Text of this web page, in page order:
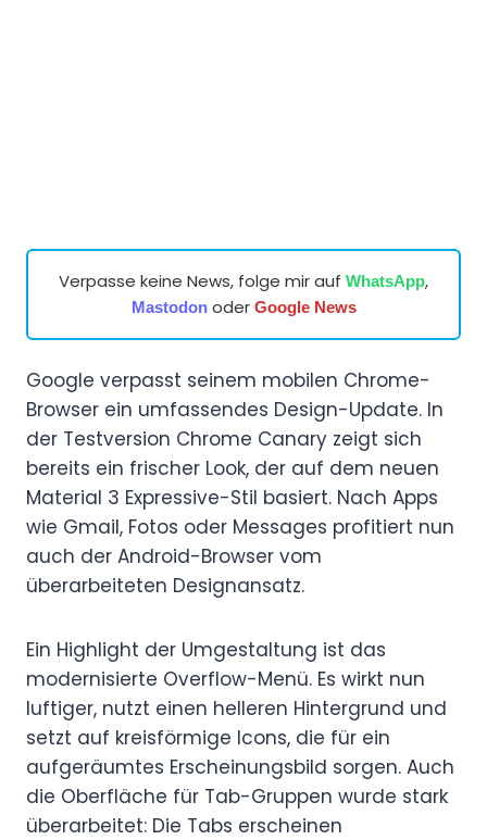
Verpasse keine News, folge mir auf WhatsApp,
Mastodonoder Google News
Google verpasst seinem mobilen Chrome-
Browser ein umfassendes Design-Update. In
der Testversion Chrome Canary zeigt sich
bereits ein frischer Look, der auf dem neuen
Material 3 Expressive-Stil basiert. Nach Apps
wie Gmail, Fotos oder Messages profitiert nun
auch der Android-Browser vom
überarbeiteten Designansatz.
Ein Highlight der Umgestaltung ist das
modernisierte Overflow-Menü. Es wirkt nun
luftiger, nutzt einen helleren Hintergrund und
setzt auf kreisförmige Icons, die für ein
aufgeräumtes Erscheinungsbild sorgen. Auch
die Oberfläche für Tab-Gruppen wurde stark
überarbeitet: Die Tabs erscheinen